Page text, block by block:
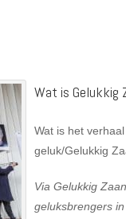
Wat is Gelukkig
Wat is het
geluk/Gelukkig
Via Gelukkig
geluksbrengers